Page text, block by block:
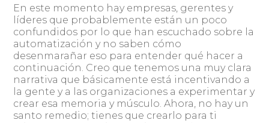
En este momento hay empresas, gerentes y
líderes que probablemente están un poco
confundidos por lo que han escuchado sobre la
automatización y no saben cómo
desenmarañar eso para entender qué hacer a
continuación. Creo que tenemos una muy clara
narrativa que básicamente está incentivando a
la gente y a las organizaciones a experimentar y
crear esa memoria y músculo. Ahora, no hay un
santo remedio; tienes que crearlo para ti